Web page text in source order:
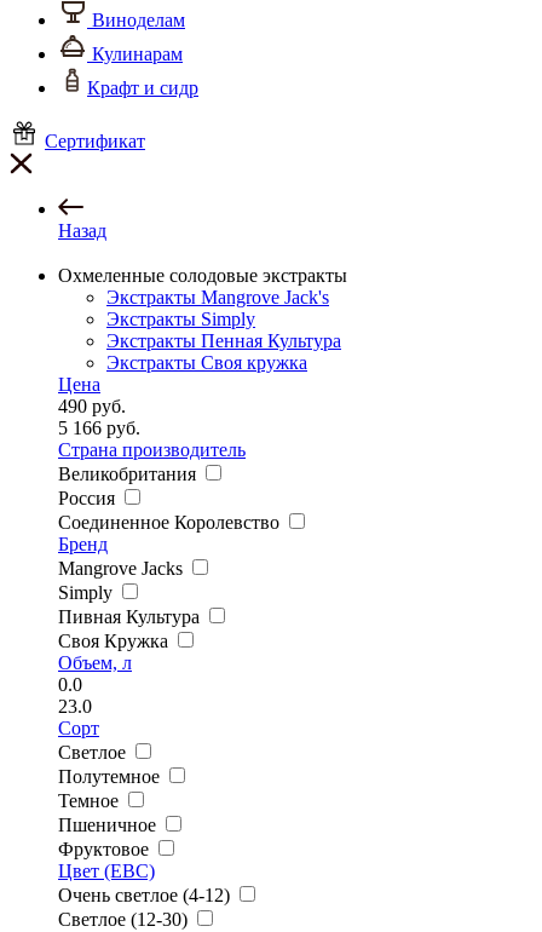
Виноделам
Кулинарам
Крафт и сидр
Сертификат
Назад
Охмеленные солодовые экстракты
Экстракты Mangrove Jack's
Экстракты Simply
Экстракты Пенная Культура
Экстракты Своя кружка
Цена
490 руб.
5 166 руб.
Страна производитель
Великобритания
Россия
Соединенное Королевство
Бренд
Mangrove Jacks
Simply
Пивная Культура
Своя Кружка
Объем, л
0.0
23.0
Сорт
Светлое
Полутемное
Темное
Пшеничное
Фруктовое
Цвет (EBC)
Очень светлое (4-12)
Светлое (12-30)